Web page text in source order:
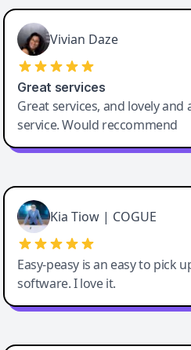
Vivian Daze
Great services
Great services, and lovely
service. Would reccommend
Cody Crabb
Great service, Best AI tool
Kia Tiow | COGUE
Easy-peasy is an easy to pick
software. I love it.